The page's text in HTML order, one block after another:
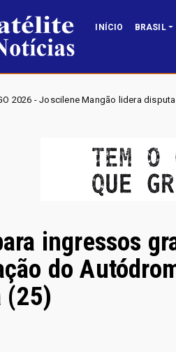
INÍCIO BRASIL
lidera disputa por vaga na Alego em
ingressos
do
(25)